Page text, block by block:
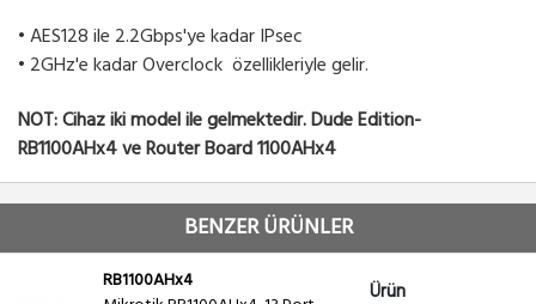
• AES128 ile 2.2Gbps'ye kadar IPsec
• 2GHz'e kadar Overclock özellikleriyle gelir.
NOT: Cihaz iki model ile gelmektedir. Dude Edition-
RB1100AHx4 ve Router Board 1100AHx4
BENZER ÜRÜNLER
RB1100AHx4
Ürün